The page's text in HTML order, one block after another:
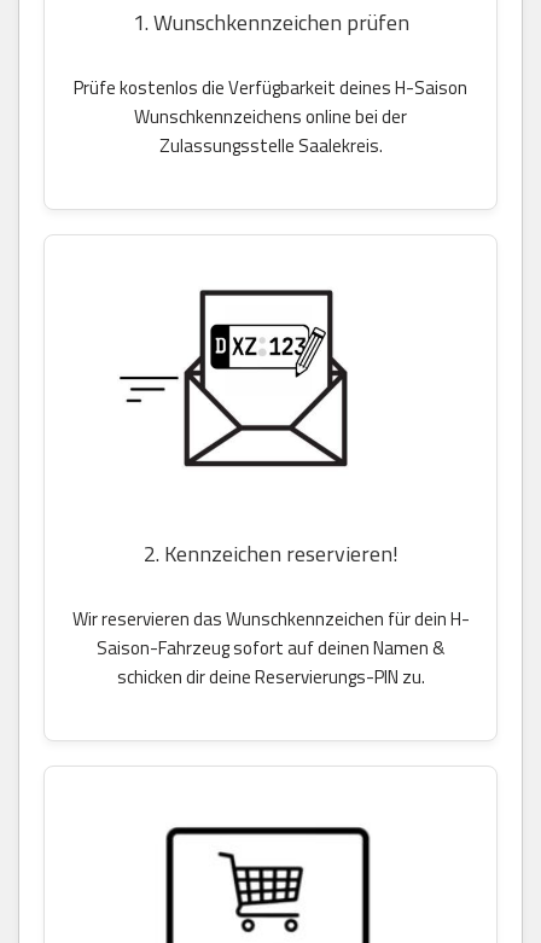
1. Wunschkennzeichen prüfen
Prüfe kostenlos die Verfügbarkeit deines H-Saison
Wunschkennzeichens online bei der
Zulassungsstelle Saalekreis.
2. Kennzeichen reservieren!
Wir reservieren das Wunschkennzeichen für dein H-
Saison-Fahrzeug sofort auf deinen Namen &
schicken dir deine Reservierungs-PIN zu.